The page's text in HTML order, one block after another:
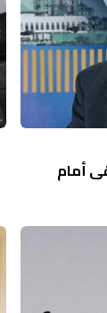
أمام